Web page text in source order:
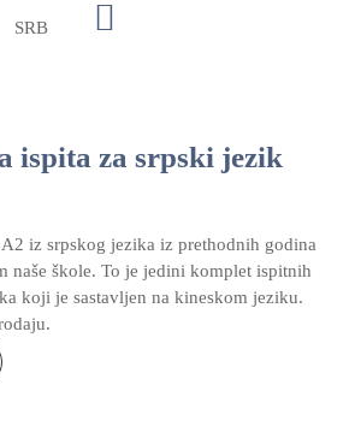
SRB
ispita za srpski jezik
iz srpskog jezika iz prethodnih godina
naše škole. To je jedini komplet ispitnih
koji je sastavljen na kineskom jeziku.